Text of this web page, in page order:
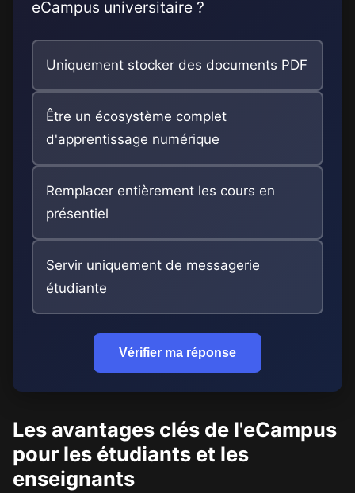
eCampus universitaire ?
Uniquement stocker des documents PDF
Être un écosystème complet
d'apprentissage numérique
Remplacer entièrement les cours en
présentiel
Servir uniquement de messagerie
étudiante
Vérifier ma réponse
Les avantages clés de l'eCampus
pour les étudiants et les
enseignants